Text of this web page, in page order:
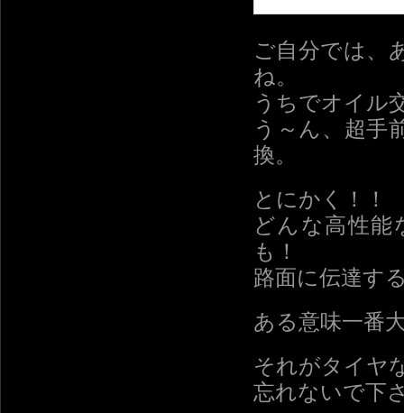
ご自分では、
ね。
うちでオイル
う～ん、超手
換。
とにかく！！
どんな高性
も！
路面に伝達す
ある意味一番
それがタイヤ
忘れないで下